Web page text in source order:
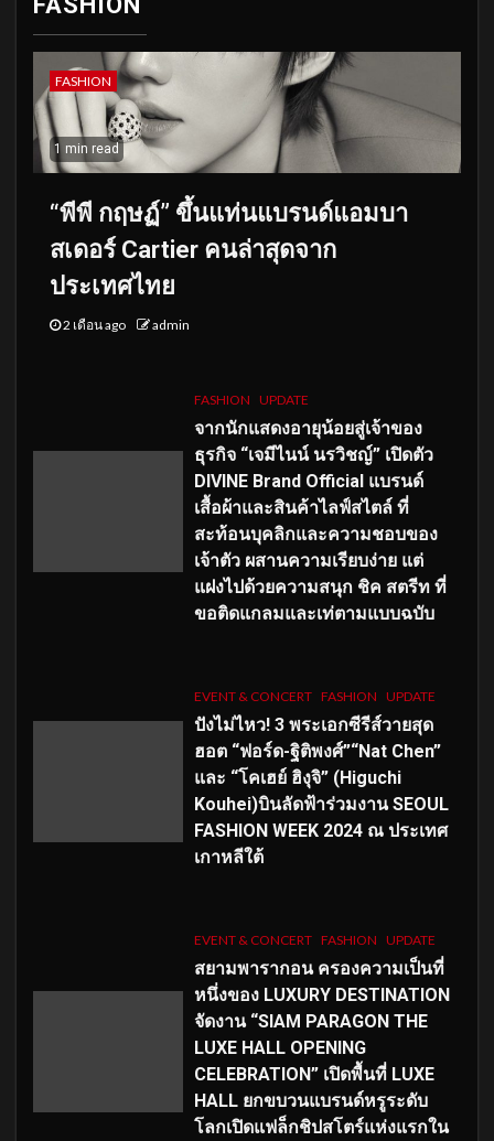
FASHION
1 min read
“พีพี กฤษฏ์” ขึ้นแท่นแบรนด์แอมบา
สเดอร์ Cartier คนล่าสุดจาก
ประเทศไทย
2 เดือน ago admin
FASHION UPDATE
จากนักแสดงอายุน้อยสู่เจ้าของ
ธุรกิจ “เจมีไนน์ นรวิชญ์” เปิดตัว
DIVINE Brand Official แบรนด์
เสื้อผ้าและสินค้าไลฟ์สไตล์ ที่
สะท้อนบุคลิกและความชอบของ
เจ้าตัว ผสานความเรียบง่าย แต่
แฝงไปด้วยความสนุก ชิค สตรีท ที่
ขอติดแกลมและเท่ตามแบบฉบับ
EVENT & CONCERT FASHION UPDATE
ปังไม่ไหว! 3 พระเอกซีรีส์วายสุด
ฮอต “ฟอร์ด-ฐิติพงศ์”“Nat Chen”
และ “โคเฮย์ ฮิงุจิ” (Higuchi
Kouhei)บินลัดฟ้าร่วมงาน SEOUL
FASHION WEEK 2024 ณ ประเทศ
เกาหลีใต้
EVENT & CONCERT FASHION UPDATE
สยามพารากอน ครองความเป็นที่
หนึ่งของ LUXURY DESTINATION
จัดงาน “SIAM PARAGON THE
LUXE HALL OPENING
CELEBRATION” เปิดพื้นที่ LUXE
HALL ยกขบวนแบรนด์หรูระดับ
โลกเปิดแฟล็กชิปสโตร์แห่งแรกใน